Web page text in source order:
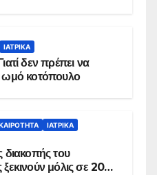
ΙΑΤΡΙΚΆ
δεν πρέπει να
ωμό κοτόπουλο
ΙΑΤΡΙΚΆ
διακοπής του
μόλις σε 20